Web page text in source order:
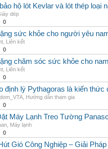
hộ lót Kevlar và lót thép loại
dép
0
sức khỏe cho người yêu
Liên kết
0
chăm sóc sức khỏe cho
Liên kết
0
định lý Pythagoras là kiến thức
Hướng dẫn tham gia
0
Máy Lạnh Treo Tường
Máy lạnh
0
Gió Công Nghiệp – Giải